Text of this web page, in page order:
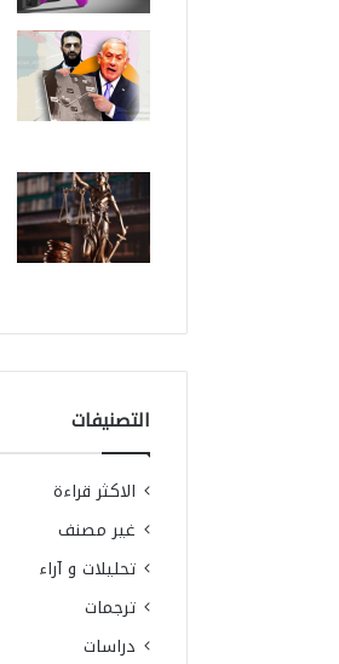
التصنيفات
الاكثر قراءة
غير مصنف
تحليلات و آراء
ترجمات
دراسات